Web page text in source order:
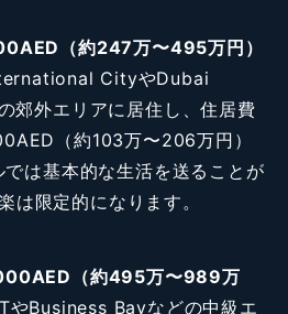
（約247万〜495万円）
CityやDubai
郊外エリアに居住し、住居費
（約103万〜206万円）
は基本的な生活を送ることが
は限定的になります。
（約495万〜989万
やBusiness Bayなどの中級エ